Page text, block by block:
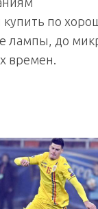
по
лампы, до
времен.